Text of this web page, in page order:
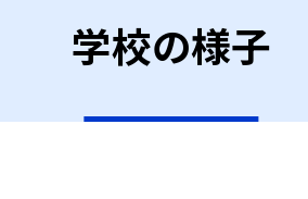
学校の様子